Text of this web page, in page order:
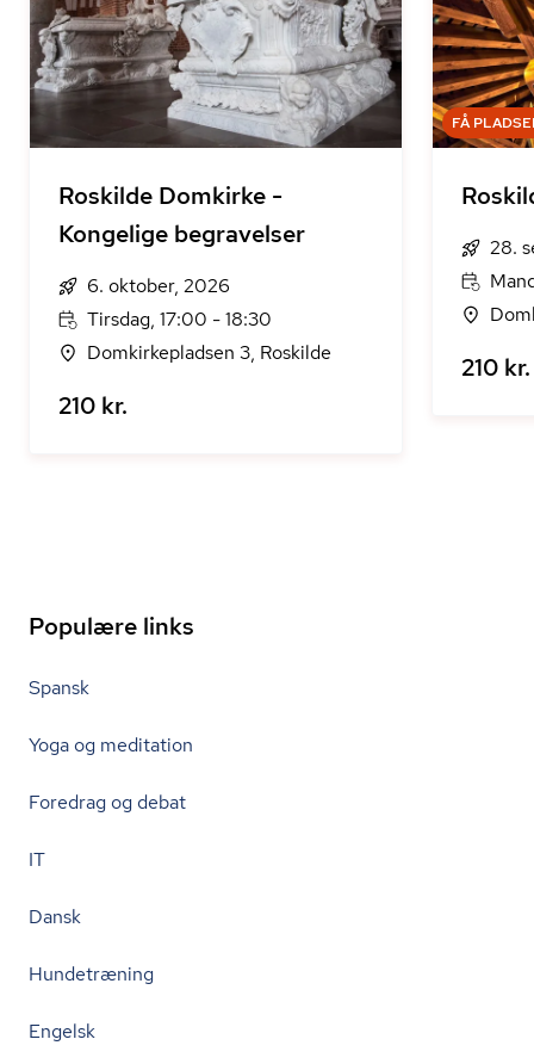
Roskilde Domkirke -
Kongelige begravelser
6. oktober, 2026
Tirsdag, 17:00 - 18:30
Domkirkepladsen 3, Roskilde
210 kr.
FÅ
28.
210 kr.
Populære links
Spansk
Yoga og meditation
Foredrag og debat
IT
Dansk
Hundetræning
Engelsk